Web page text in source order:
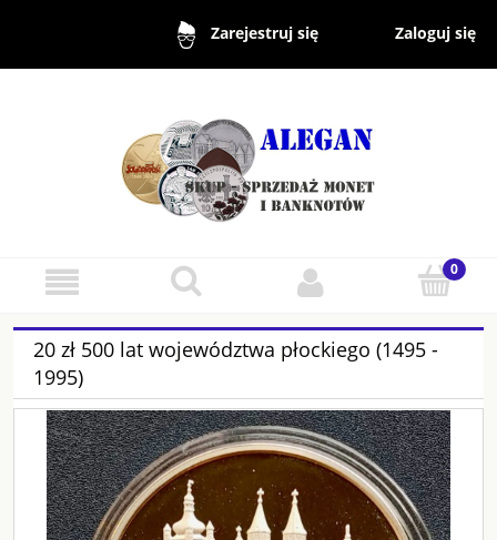
Zarejestruj się Zaloguj się
20 zł 500 lat województwa płockiego (1495 -
1995)